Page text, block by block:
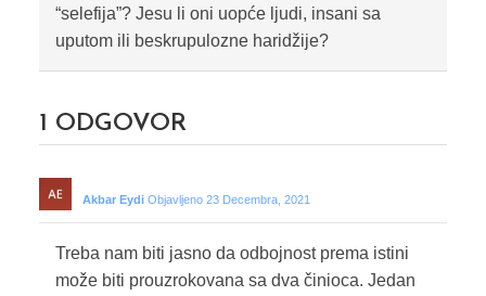
“selefija”? Jesu li oni uopće ljudi, insani sa
uputom ili beskrupulozne haridžije?
1 ODGOVOR
Akbar Eydi Objavljeno 23 Decembra, 2021
Treba nam biti jasno da odbojnost prema istini
može biti prouzrokovana sa dva činioca. Jedan